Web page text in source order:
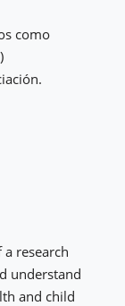
como
research
understand
and child